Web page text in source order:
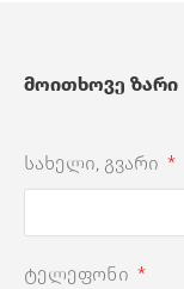
მოითხოვე ზარი
სახელი, გვარი
ტელეფონი